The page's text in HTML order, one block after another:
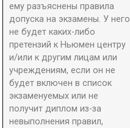
ему разъяснены правила
допуска на экзамены. У него
не будет каких-либо
претензий к Ньюмен центру
и/или к другим лицам или
учреждениям, если он не
будет включен в список
экзаменуемых или не
получит диплом из-за
невыполнения правил,